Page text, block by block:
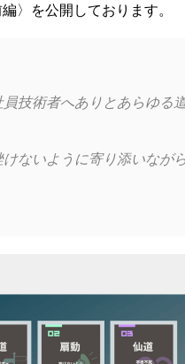
〉を公開しております。
技術者へありとあらゆる
ないように寄り添いなが